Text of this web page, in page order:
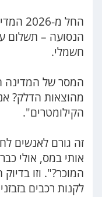
החל
הנסועה – תשלום
חשמלי.
המסר של המדינה
מהוצאות הדלק?
הקילומטרים".
זה גורם לאנשים
אותי במס, אולי
המוכר?". וזו
לקנות רכבים